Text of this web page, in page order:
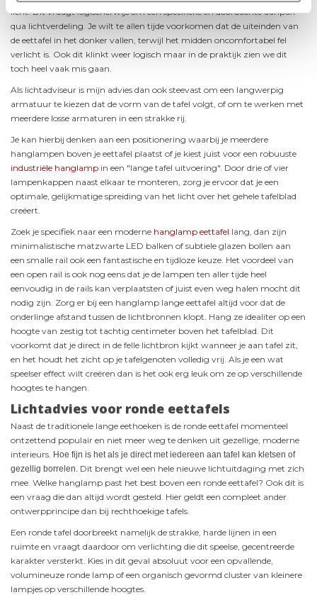
licht. Dit vraagt logischerwijs om een specifieke en doordachte aanpak
qua lichtverdeling. Je wilt te allen tijde voorkomen dat de uiteinden van
de eettafel in het donker vallen, terwijl het midden oncomfortabel fel
verlicht is. Ook dit klinkt weer logisch maar in de praktijk zien we dit
toch heel vaak mis gaan.
Als lichtadviseur is mijn advies dan ook steevast om een langwerpig
armatuur te kiezen dat de vorm van de tafel volgt, of om te werken met
meerdere losse armaturen in een strakke rij.
Je kan hierbij denken aan een positionering waarbij je meerdere
hanglampen boven je eettafel plaatst of je kiest juist voor een robuuste
industriële hanglamp in een "lange tafel uitvoering". Door drie of vier
lampenkappen naast elkaar te monteren, zorg je ervoor dat je een
optimale, gelijkmatige spreiding van het licht over het gehele tafelblad
creëert.
Zoek je specifiek naar een moderne hanglamp eettafel lang, dan zijn
minimalistische matzwarte LED balken of subtiele glazen bollen aan
een smalle rail ook een fantastische en tijdloze keuze. Het voordeel van
een open rail is ook nog eens dat je de lampen ten aller tijde heel
eenvoudig in de rails kan verplaatsten of juist even weg halen mocht dit
nodig zijn. Zorg er bij een hanglamp lange eettafel altijd voor dat de
onderlinge afstand tussen de lichtbronnen klopt. Hang ze idealiter op een
hoogte van zestig tot tachtig centimeter boven het tafelblad. Dit
voorkomt dat je direct in de felle lichtbron kijkt wanneer je aan tafel zit,
en het houdt het zicht op je tafelgenoten volledig vrij. Als je een wat
speelser effect wilt creëren dan is het ook erg leuk om ze op verschillende
hoogtes te hangen.
Lichtadvies voor ronde eettafels
Naast de traditionele lange eethoeken is de ronde eettafel momenteel
ontzettend populair en niet meer weg te denken uit gezellige, moderne
interieurs. Hoe fijn is het als je direct met iedereen aan tafel kan kletsen of
gezellig borrelen. Dit brengt wel een hele nieuwe lichtuitdaging met zich
mee. Welke hanglamp past het best boven een ronde eettafel? Ook dit is
een vraag die dan altijd wordt gesteld. Hier geldt een compleet ander
ontwerpprincipe dan bij rechthoekige tafels.
Een ronde tafel doorbreekt namelijk de strakke, harde lijnen in een
ruimte en vraagt daardoor om verlichting die dit speelse, gecentreerde
karakter versterkt. Kies in dit geval absoluut voor een opvallende,
volumineuze ronde lamp of een organisch gevormd cluster van kleinere
lampjes op verschillende hoogtes.